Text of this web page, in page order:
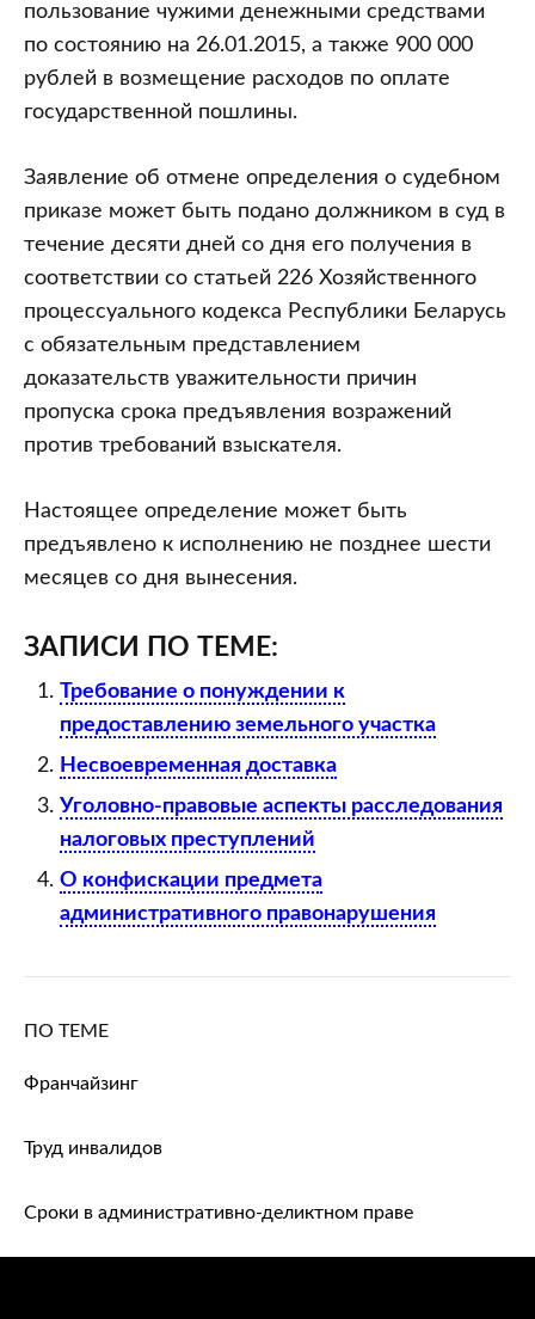
пользование чужими денежными средствами
по состоянию на 26.01.2015, а также 900 000
рублей в возмещение расходов по оплате
государственной пошлины.
Заявление об отмене определения о судебном
приказе может быть подано должником в суд в
течение десяти дней со дня его получения в
соответствии со статьей 226 Хозяйственного
процессуального кодекса Республики Беларусь
с обязательным представлением
доказательств уважительности причин
пропуска срока предъявления возражений
против требований взыскателя.
Настоящее определение может быть
предъявлено к исполнению не позднее шести
месяцев со дня вынесения.
ЗАПИСИ ПО ТЕМЕ:
Требование о понуждении к
предоставлению земельного участка
Несвоевременная доставка
Уголовно-правовые аспекты расследования
налоговых преступлений
О конфискации предмета
административного правонарушения
ПО ТЕМЕ
Франчайзинг
Труд инвалидов
Сроки в административно-деликтном праве